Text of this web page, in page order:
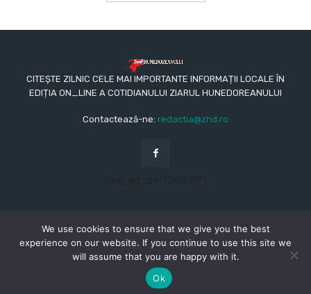
CITEȘTE ZILNIC CELE MAI IMPORTANTE INFORMAȚII LOCALE ÎN
EDIȚIA ON_LINE A COTIDIANULUI ZIARUL HUNEDOREANULUI
Contactează-ne: redactia@zhd.ro
© Copyright - 2015 - 2023 - Ziarul Hunedoreanului
TERMENI ȘI CONDIȚII
POLITICA DE CONFIDENȚIALITATE
We use cookies to ensure that we give you the best
experience on our website. If you continue to use this site we
will assume that you are happy with it.
Ok